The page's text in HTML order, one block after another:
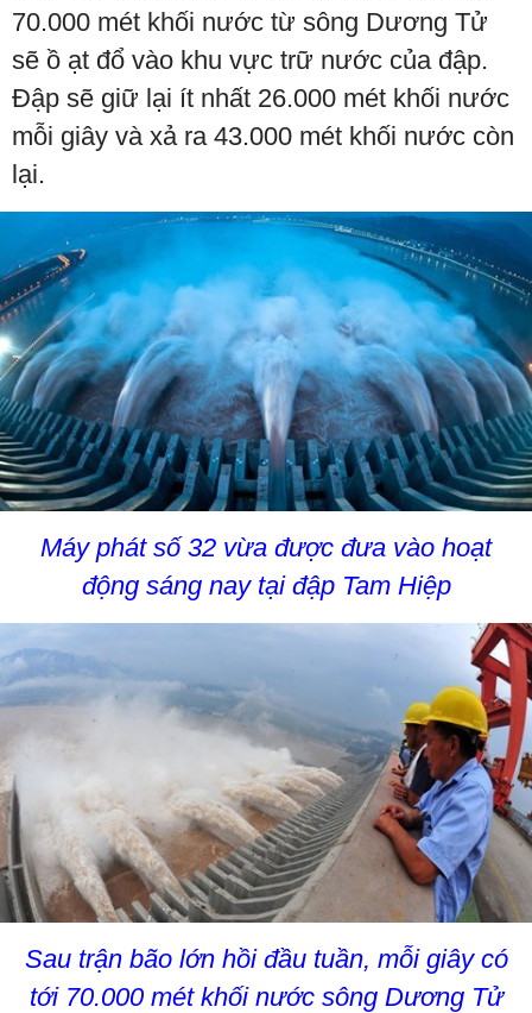
70.000 mét khối nước từ sông Dương Tử
sẽ ồ ạt đổ vào khu vực trữ nước của đập.
Đập sẽ giữ lại ít nhất 26.000 mét khối nước
mỗi giây và xả ra 43.000 mét khối nước còn
lại.
Máy phát số 32 vừa được đưa vào hoạt
động sáng nay tại đập Tam Hiệp
Sau trận bão lớn hồi đầu tuần, mỗi giây có
tới 70.000 mét khối nước sông Dương Tử